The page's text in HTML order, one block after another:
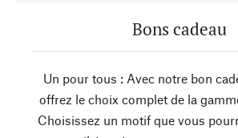
Bons cadeau
Un pour tous : Avec notre bon
offrez le choix complet de la
Choisissez un motif que vous